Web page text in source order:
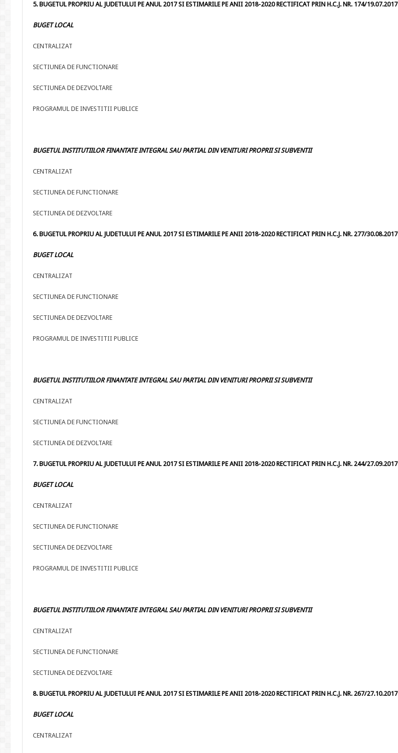
5. BUGETUL PROPRIU AL JUDETULUI PE ANUL 2017 SI ESTIMARILE PE ANII 2018-2020 RECTIFICAT PRIN H.C.J. NR. 174/19.07.2017
BUGET LOCAL
CENTRALIZAT
SECTIUNEA DE FUNCTIONARE
SECTIUNEA DE DEZVOLTARE
PROGRAMUL DE INVESTITII PUBLICE
BUGETUL INSTITUTIILOR FINANTATE INTEGRAL SAU PARTIAL DIN VENITURI PROPRII SI SUBVENTII
CENTRALIZAT
SECTIUNEA DE FUNCTIONARE
SECTIUNEA DE DEZVOLTARE
6. BUGETUL PROPRIU AL JUDETULUI PE ANUL 2017 SI ESTIMARILE PE ANII 2018-2020 RECTIFICAT PRIN H.C.J. NR. 277/30.08.2017
BUGET LOCAL
CENTRALIZAT
SECTIUNEA DE FUNCTIONARE
SECTIUNEA DE DEZVOLTARE
PROGRAMUL DE INVESTITII PUBLICE
BUGETUL INSTITUTIILOR FINANTATE INTEGRAL SAU PARTIAL DIN VENITURI PROPRII SI SUBVENTII
CENTRALIZAT
SECTIUNEA DE FUNCTIONARE
SECTIUNEA DE DEZVOLTARE
7. BUGETUL PROPRIU AL JUDETULUI PE ANUL 2017 SI ESTIMARILE PE ANII 2018-2020 RECTIFICAT PRIN H.C.J. NR. 244/27.09.2017
BUGET LOCAL
CENTRALIZAT
SECTIUNEA DE FUNCTIONARE
SECTIUNEA DE DEZVOLTARE
PROGRAMUL DE INVESTITII PUBLICE
BUGETUL INSTITUTIILOR FINANTATE INTEGRAL SAU PARTIAL DIN VENITURI PROPRII SI SUBVENTII
CENTRALIZAT
SECTIUNEA DE FUNCTIONARE
SECTIUNEA DE DEZVOLTARE
8. BUGETUL PROPRIU AL JUDETULUI PE ANUL 2017 SI ESTIMARILE PE ANII 2018-2020 RECTIFICAT PRIN H.C.J. NR. 267/27.10.2017
BUGET LOCAL
CENTRALIZAT